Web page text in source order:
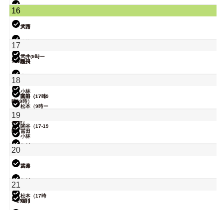
関谷（17-19
時）
武井
時）
院長
16
大西
武井(9時ー
18時)
ト
関谷（17-19
時）
17
塩川
小林
松本（9時ー
18時）
関谷（17-19
時）
18
冨田（17時
ー19時）
18時）
小林
武井
19
冨田
20
冨田
松本（17時
ー19時）
21
塩川